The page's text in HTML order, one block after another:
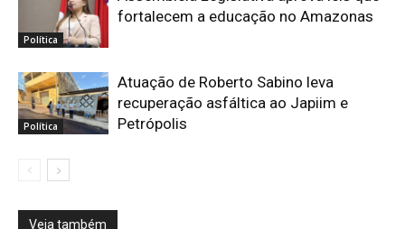
Política
fortalecem a educação no Amazonas
Política
Atuação de Roberto Sabino leva
recuperação asfáltica ao Japiim e
Petrópolis
Veja também